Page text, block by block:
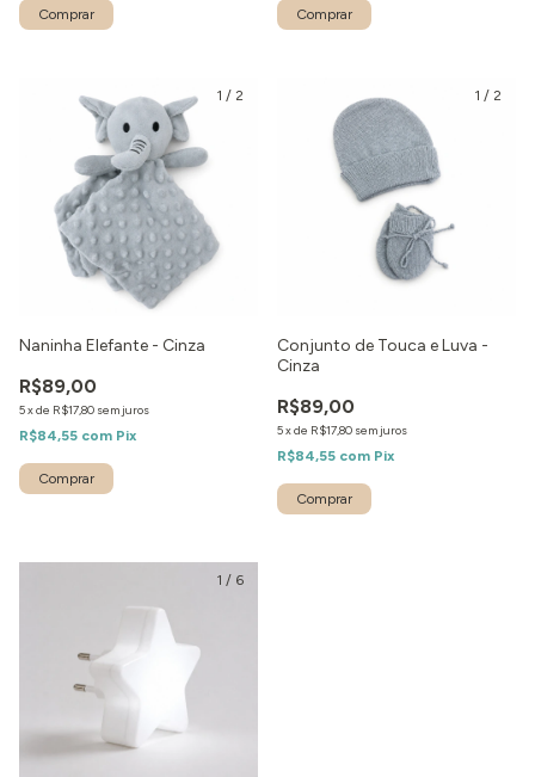
1 / 2
Naninha Elefante - Cinza
R$89,00
5xde R$17,80 sem juros
R$84,55 com Pix
1 / 2
Conjunto de Touca e Luva -
Cinza
R$89,00
5xde R$17,80 sem juros
R$84,55 com Pix
1 / 6